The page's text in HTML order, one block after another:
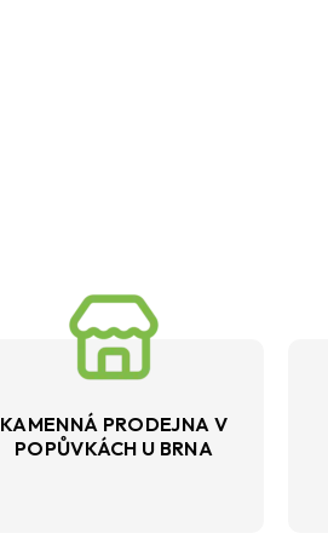
KAMENNÁ PRODEJNA V
POPŮVKÁCH U BRNA